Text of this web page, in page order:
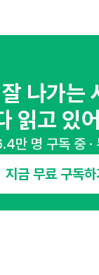
,
워 드릴게요!
시키는 뉴스레터
나가는
읽고 있
만 명 구독 중 ·
지금 무료 구독하